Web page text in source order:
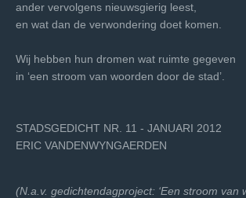
ander vervolgens nieuwsgierig leest,
en wat dan de verwondering doet komen.
Wij hebben hun dromen wat ruimte gegeven
in ‘een stroom van woorden door de stad’.
STADSGEDICHT NR. 11 - JANUARI 2012
ERIC VANDENWYNGAERDEN
(N.a.v. gedichtendagproject: ‘Een stroom van